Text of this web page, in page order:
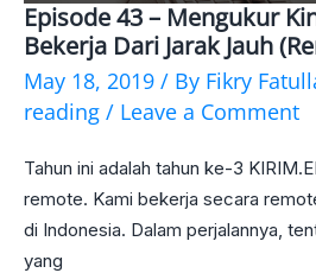
Episode 43 – Mengukur
Bekerja Dari Jarak Jauh
May 18, 2019 / By Fikry
reading / Leave a Comment
Tahun ini adalah tahun ke-3
remote. Kami bekerja secara
di Indonesia. Dalam perjalannya,
yang
Episode
43
–
Kinerja
Tim